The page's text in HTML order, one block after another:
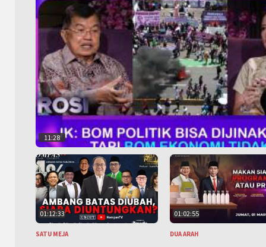
11:28
01:12:33
SATU MEJA
01:02:55
DUA ARAH